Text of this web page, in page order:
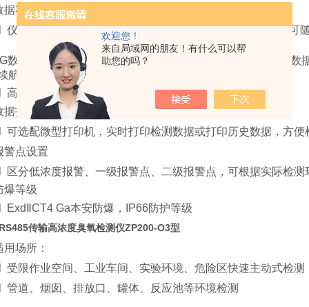
欢迎您！
来自局域网的朋友！有什么可以帮
助您的吗？
存储
仪器自带存储功能，可有效存储数据6万条以上，存储频率可
数据存储卡，有效存储10年以上，USB2.0数据读取，检测数
航
高容量可充锂电池，连续使用时间超过24小时以上
打印
可选配微型打印机，实时打印检测数据或打印历史数据，方便
点设置
区分低浓度报警、一级报警点、二级报警点，可根据实际检测
等级
ExdⅡCT4 Ga本安防爆，IP66防护等级
传输高浓度臭氧检测仪ZP200-O3型
场所：
受限作业空间、工业车间、实验环境、危险区快速主动式检测
管道、烟囱、排放口、罐体、反应池等环境检测